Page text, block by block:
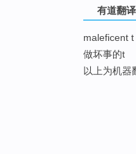
有道翻译
maleficent t
做坏事的t
以上为机器